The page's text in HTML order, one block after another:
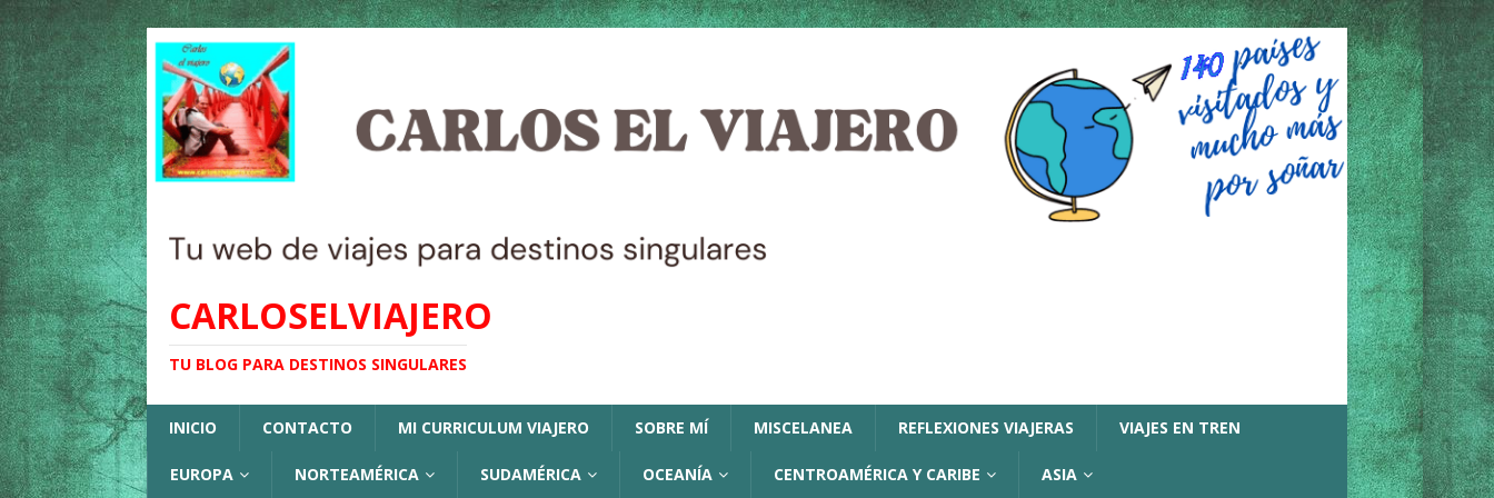
CARLOSELVIAJERO
TU BLOG PARA DESTINOS SINGULARES
INICIO CONTACTO MI CURRICULUM VIAJERO SOBRE MÍ MISCELANEA REFLEXIONES VIAJERAS VIAJES EN TREN
EUROPA NORTEAMÉRICA SUDAMÉRICA OCEANÍA CENTROAMÉRICA Y CARIBE ASIA